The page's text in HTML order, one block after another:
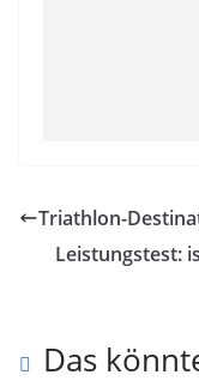
Triathlon-
Leistungstest:
Das